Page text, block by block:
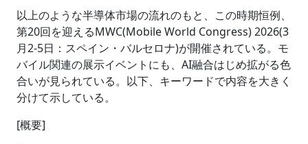
以上のような半導体市場の流れのもと、この時期恒例、
第20回を迎えるMWC(Mobile World Congress) 2026(3
月2-5日：スペイン・バルセロナ)が開催されている。モ
バイル関連の展示イベントにも、AI融合はじめ拡がる色
合いが見られている。以下、キーワードで内容を大きく
分けて示している。
[概要]